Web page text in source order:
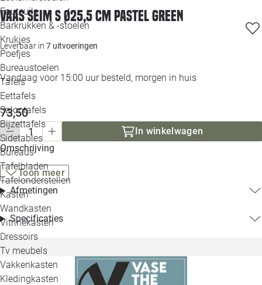
Fauteuils
Barkrukken & -stoelen
Krukjes
Poefjes
Bureaustoelen
Tafels
Eettafels
Salontafels
Bijzettafels
Sidetables
Bureaus
Tafelbladen
Tafelonderstellen
Kasten
Wandkasten
Vitrinekasten
Dressoirs
Tv meubels
Vakkenkasten
Kledingkasten
Vaas Seim S Ø25,5 cm pastel green
Leverbaar in 7 uitvoeringen
Vandaag voor 15:00 uur besteld, morgen in huis
73,50
In winkelwagen
Omschrijving
Toon meer
Afmetingen
Specificaties